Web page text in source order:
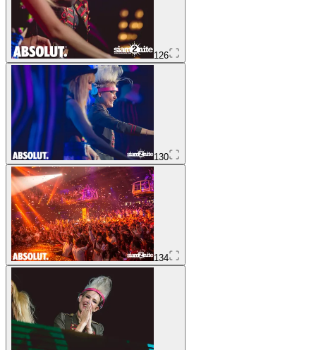
126
130
134